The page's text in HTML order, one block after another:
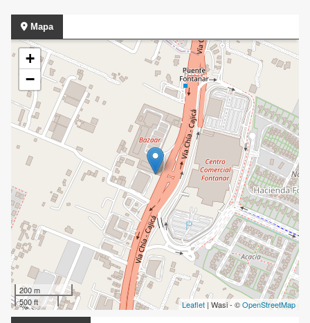
Mapa
+
−
200 m
500 ft
Leaflet | Wasi - ©OpenStreetMap